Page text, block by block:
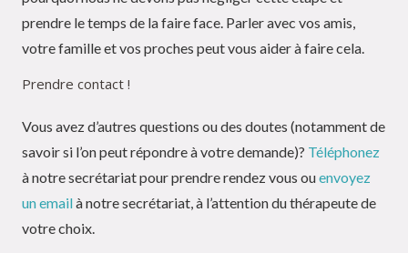
prendre le temps de la faire face. Parler avec vos amis,
votre famille et vos proches peut vous aider à faire cela.
Prendre contact !
Vous avez d’autres questions ou des doutes (notamment de
savoir si l’on peut répondre à votre demande)? Téléphonez
à notre secrétariat pour prendre rendez vous ouenvoyez
un emailà notre secrétariat, à l’attention du thérapeute de
votre choix.